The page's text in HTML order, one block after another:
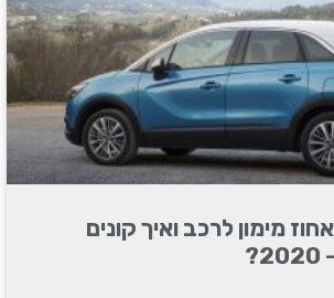
מה זה 100 אחוז מימון לרכב ואיך קונים